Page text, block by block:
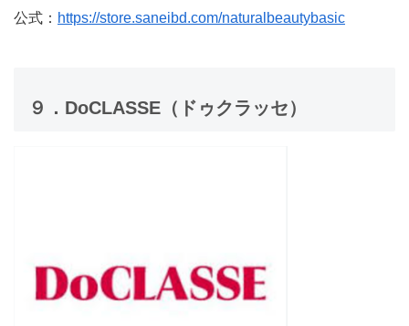
公式： https://store.saneibd.com/naturalbeautybasic
９．DoCLASSE（ドゥクラッセ）